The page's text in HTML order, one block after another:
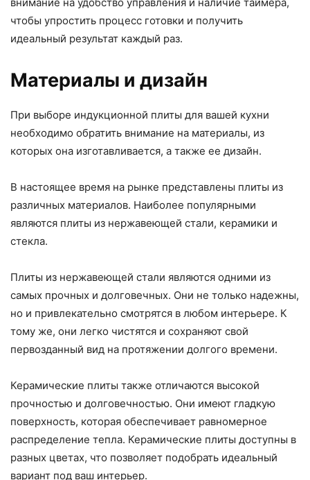
внимание на удобство управления и наличие таймера,
чтобы упростить процесс готовки и получить
идеальный результат каждый раз.
Материалы и дизайн
При выборе индукционной плиты для вашей кухни
необходимо обратить внимание на материалы, из
которых она изготавливается, а также ее дизайн.
В настоящее время на рынке представлены плиты из
различных материалов. Наиболее популярными
являются плиты из нержавеющей стали, керамики и
стекла.
Плиты из нержавеющей стали являются одними из
самых прочных и долговечных. Они не только надежны,
но и привлекательно смотрятся в любом интерьере. К
тому же, они легко чистятся и сохраняют свой
первозданный вид на протяжении долгого времени.
Керамические плиты также отличаются высокой
прочностью и долговечностью. Они имеют гладкую
поверхность, которая обеспечивает равномерное
распределение тепла. Керамические плиты доступны в
разных цветах, что позволяет подобрать идеальный
вариант под ваш интерьер.